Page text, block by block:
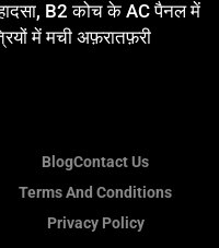
B2 कोच के AC पैनल में
में मची अफ़रातफ़री
BlogContact Us
Terms And Conditions
Privacy Policy